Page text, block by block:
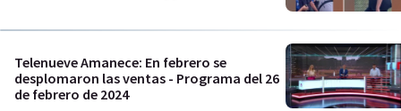
Telenueve Amanece: En febrero se
desplomaron las ventas - Programa del 26
de febrero de 2024